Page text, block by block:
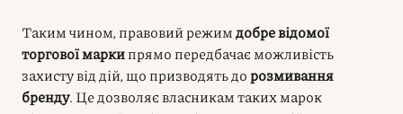
Таким чином, правовий режимдобре відомої
торгової маркипрямо передбачає можливість
захисту від дій, що призводять до розмивання
бренду. Це дозволяє власникам таких марок